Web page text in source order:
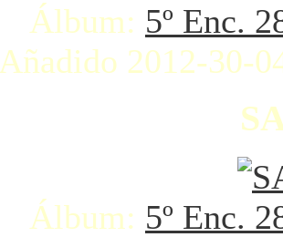
Álbum: 5º Enc.
Añadido 2012-30-
Álbum: 5º Enc.